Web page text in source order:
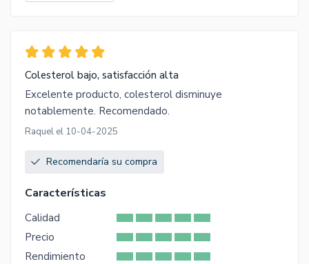
Colesterol bajo, satisfacción alta
Excelente producto, colesterol disminuye
notablemente. Recomendado.
Raquel el 10-04-2025
Recomendaría su compra
Características
Calidad
Precio
Rendimiento